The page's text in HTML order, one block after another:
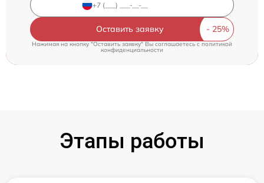
Оставить заявку
Нажимая на кнопку "Оставить заявку" Вы соглашаетесь c политикой
конфиденциальности
Этапы работы